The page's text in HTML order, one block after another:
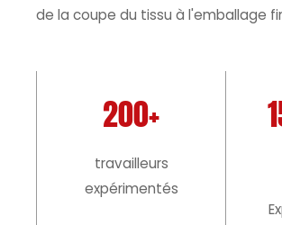
de la coupe du tissu à l'emballage
200+
travailleurs
expérimentés